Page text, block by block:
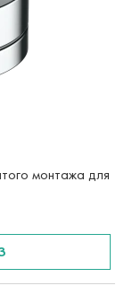
монтажа для